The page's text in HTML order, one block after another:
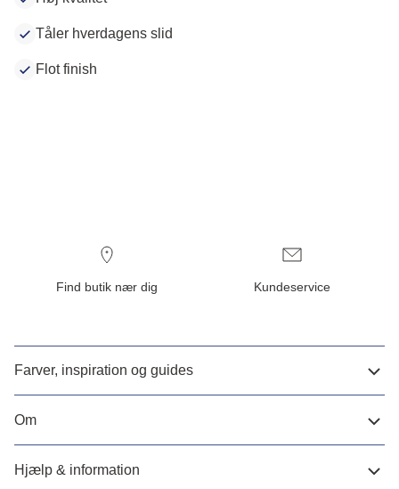
Tåler hverdagens slid
Flot finish
Find butik nær dig Kundeservice
Farver, inspiration og guides
Om
Hjælp & information